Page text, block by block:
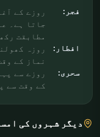
فجر:
روزے کے
جاتا ہے۔
مطابقت
افطار:
روزہ
نماز کے
سحری:
روزے سے
کے وقت سے
دیگر شہروں کی